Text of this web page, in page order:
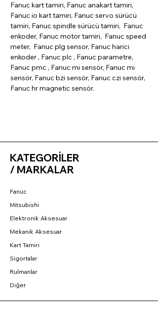
Fanuc kart tamiri, Fanuc anakart tamiri,
Fanuc io kart tamiri, Fanuc servo sürücü
tamiri, Fanuc spindle sürücü tamiri, Fanuc
enkoder, Fanuc motor tamiri, Fanuc speed
meter, Fanuc plg sensor, Fanuc harici
enkoder , Fanuc plc , Fanuc parametre,
Fanuc pmc , Fanuc mi sensör, Fanuc mi
sensör, Fanuc bzi sensör, Fanuc czi sensör,
Fanuc hr magnetic sensör.
KATEGORİLER
/ MARKALAR
Fanuc
Mitsubishi
Elektronik Aksesuar
Mekanik Aksesuar
Kart Tamiri
Sigortalar
Rulmanlar
Diğer